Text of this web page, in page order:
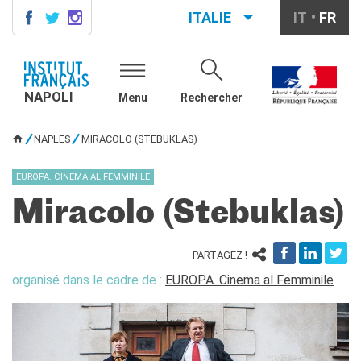
COURS DE FRANÇAIS
DIPLÔMES DELF DALF
Présentation
Culturethèque, bibliothèque
numérique
ÉCOLE & UNIVERSITÉ
Coopération universitaire
Étudier en France
ITALIE IT FR
NAPOLI Menu Rechercher
NAPLES MIRACOLO (STEBUKLAS)
EUROPA. CINEMA AL FEMMINILE
Miracolo (Stebuklas)
PARTAGEZ !
organisé dans le cadre de : EUROPA. Cinema al Femminile